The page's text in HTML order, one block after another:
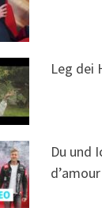
Leg dei
Du und
d’amour